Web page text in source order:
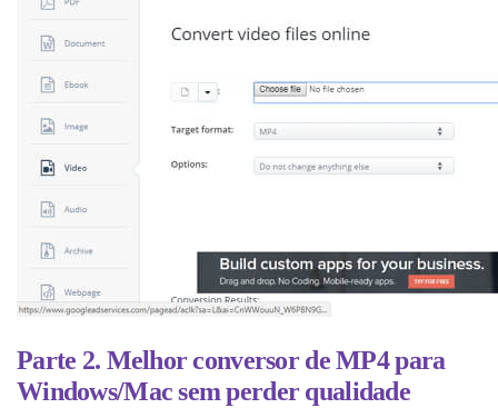
Parte 2. Melhor conversor de MP4 para
Windows/Mac sem perder qualidade